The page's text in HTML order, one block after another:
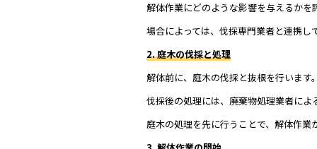
解体作業にどのような影響を与えるかを
場合によっては、伐採専門業者と連携し
2. 庭木の伐採と処理
解体前に、庭木の伐採と抜根を行います
伐採後の処理には、廃棄物処理業者に
庭木の処理を先に行うことで、解体作業